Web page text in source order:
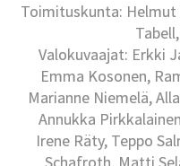
Toimituskunta: Helmut
Valokuvaajat: Erkki
Emma Kosonen,
Marianne Niemelä,
Annukka
Irene Räty, Teppo